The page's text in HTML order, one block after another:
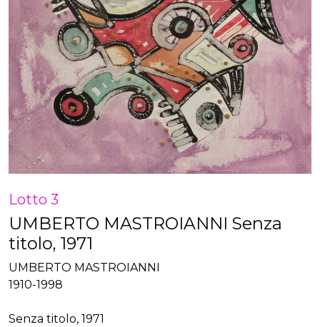
Lotto 3
UMBERTO MASTROIANNI Senza
titolo, 1971
UMBERTO MASTROIANNI
1910-1998
Senza titolo, 1971